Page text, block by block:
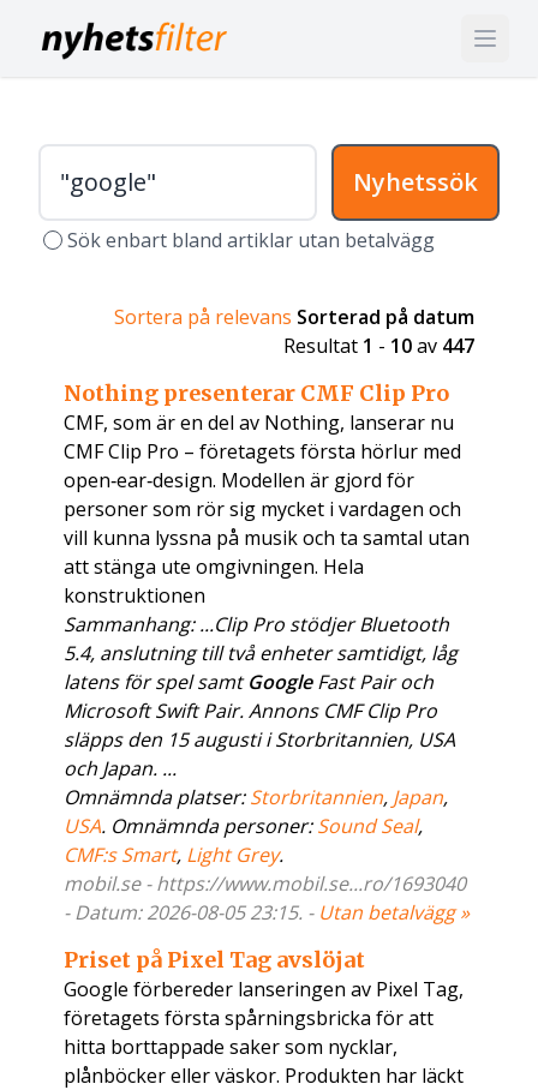
Nyhetssök
Sök enbart bland artiklar utan betalvägg
Sortera på relevans Sorterad på datum
Resultat 1 - 10av 447
Nothing presenterar CMF Clip Pro
CMF, som är en del av Nothing, lanserar nu
CMF Clip Pro – företagets första hörlur med
open‑ear‑design. Modellen är gjord för
personer som rör sig mycket i vardagen och
vill kunna lyssna på musik och ta samtal utan
att stänga ute omgivningen. Hela
konstruktionen
Sammanhang: ...Clip Pro stödjer Bluetooth
5.4, anslutning till två enheter samtidigt, låg
latens för spel samtGoogleFast Pair och
Microsoft Swift Pair. Annons CMF Clip Pro
släpps den 15 augusti i Storbritannien, USA
och Japan. ...
Omnämnda platser:Storbritannien, Japan,
USA. Omnämnda personer:Sound Seal,
CMF:s Smart, Light Grey.
mobil.se - https://www.mobil.se...ro/1693040
- Datum: 2026-08-05 23:15. - Utan betalvägg »
Priset på Pixel Tag avslöjat
Google förbereder lanseringen av Pixel Tag,
företagets första spårningsbricka för att
hitta borttappade saker som nycklar,
plånböcker eller väskor. Produkten har läckt